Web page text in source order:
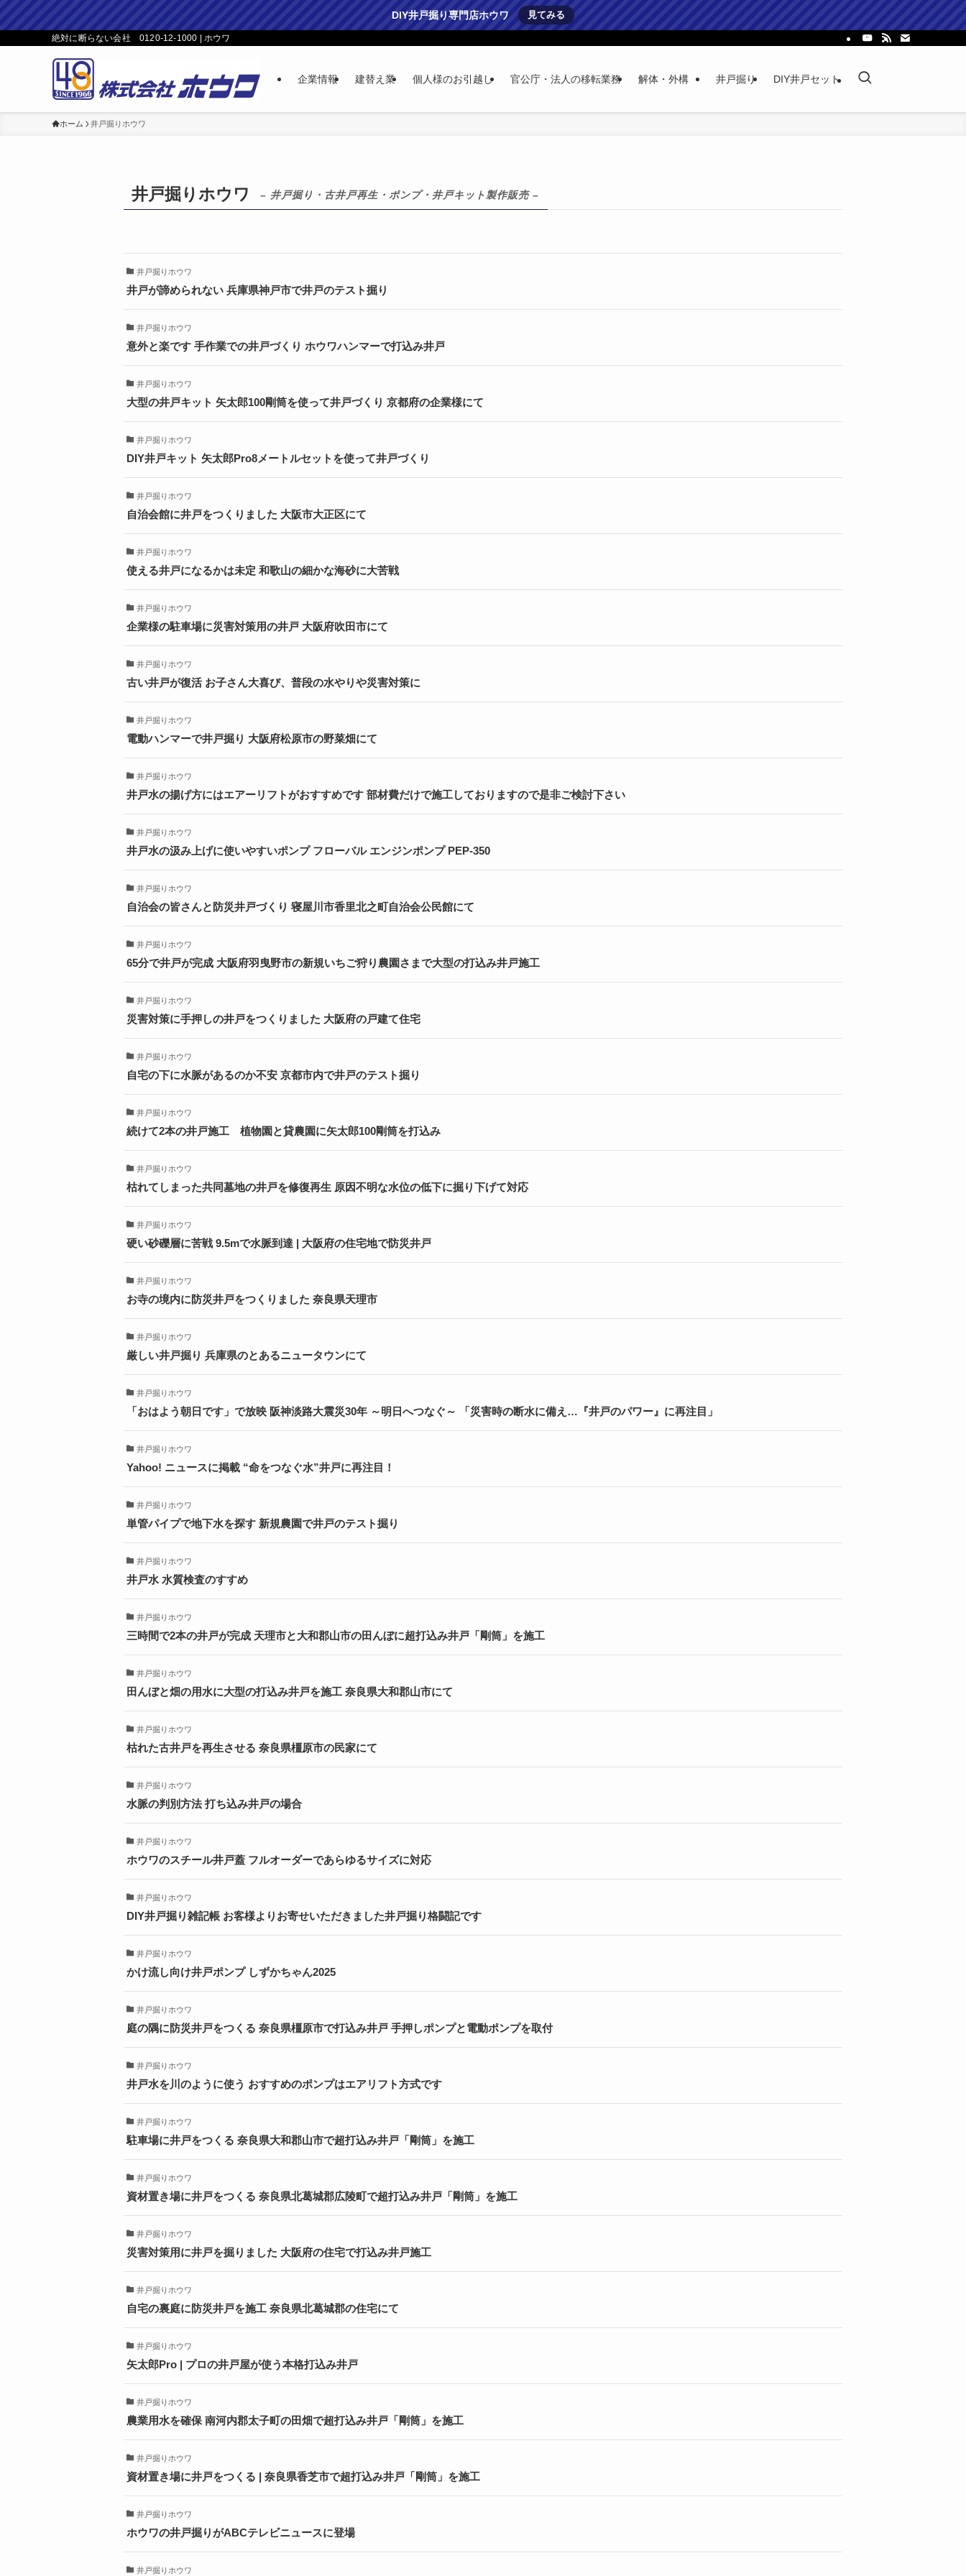
DIY井戸掘り専門店ホウワ 見てみる
絶対に断らない会社 0120-12-1000 | ホウワ
企業情報 建替え業 個人様のお引越し 官公庁・法人の移転業務 解体・外構 井戸掘り DIY井戸セット
ホーム 井戸掘りホウワ
井戸掘りホウワ – 井戸掘り・古井戸再生・ポンプ・井戸キット製作販売 –
井戸掘りホウワ
井戸が諦められない 兵庫県神戸市で井戸のテスト掘り
井戸掘りホウワ
意外と楽です 手作業での井戸づくり ホウワハンマーで打込み井戸
井戸掘りホウワ
大型の井戸キット 矢太郎100剛筒を使って井戸づくり 京都府の企業様にて
井戸掘りホウワ
DIY井戸キット 矢太郎Pro8メートルセットを使って井戸づくり
井戸掘りホウワ
自治会館に井戸をつくりました 大阪市大正区にて
井戸掘りホウワ
使える井戸になるかは未定 和歌山の細かな海砂に大苦戦
井戸掘りホウワ
企業様の駐車場に災害対策用の井戸 大阪府吹田市にて
井戸掘りホウワ
古い井戸が復活 お子さん大喜び、普段の水やりや災害対策に
井戸掘りホウワ
電動ハンマーで井戸掘り 大阪府松原市の野菜畑にて
井戸掘りホウワ
井戸水の揚げ方にはエアーリフトがおすすめです 部材費だけで施工しておりますので是非ご検討下さい
井戸掘りホウワ
井戸水の汲み上げに使いやすいポンプ フローバル エンジンポンプ PEP-350
井戸掘りホウワ
自治会の皆さんと防災井戸づくり 寝屋川市香里北之町自治会公民館にて
井戸掘りホウワ
65分で井戸が完成 大阪府羽曳野市の新規いちご狩り農園さまで大型の打込み井戸施工
井戸掘りホウワ
災害対策に手押しの井戸をつくりました 大阪府の戸建て住宅
井戸掘りホウワ
自宅の下に水脈があるのか不安 京都市内で井戸のテスト掘り
井戸掘りホウワ
続けて2本の井戸施工 植物園と貸農園に矢太郎100剛筒を打込み
井戸掘りホウワ
枯れてしまった共同墓地の井戸を修復再生 原因不明な水位の低下に掘り下げて対応
井戸掘りホウワ
硬い砂礫層に苦戦 9.5mで水脈到達 | 大阪府の住宅地で防災井戸
井戸掘りホウワ
お寺の境内に防災井戸をつくりました 奈良県天理市
井戸掘りホウワ
厳しい井戸掘り 兵庫県のとあるニュータウンにて
井戸掘りホウワ
「おはよう朝日です」で放映 阪神淡路大震災30年 ～明日へつなぐ～ 「災害時の断水に備え…『井戸のパワー』に再注目」
井戸掘りホウワ
Yahoo! ニュースに掲載 “命をつなぐ水”井戸に再注目！
井戸掘りホウワ
単管パイプで地下水を探す 新規農園で井戸のテスト掘り
井戸掘りホウワ
井戸水 水質検査のすすめ
井戸掘りホウワ
三時間で2本の井戸が完成 天理市と大和郡山市の田んぼに超打込み井戸「剛筒」を施工
井戸掘りホウワ
田んぼと畑の用水に大型の打込み井戸を施工 奈良県大和郡山市にて
井戸掘りホウワ
枯れた古井戸を再生させる 奈良県橿原市の民家にて
井戸掘りホウワ
水脈の判別方法 打ち込み井戸の場合
井戸掘りホウワ
ホウワのスチール井戸蓋 フルオーダーであらゆるサイズに対応
井戸掘りホウワ
DIY井戸掘り雑記帳 お客様よりお寄せいただきました井戸掘り格闘記です
井戸掘りホウワ
かけ流し向け井戸ポンプ しずかちゃん2025
井戸掘りホウワ
庭の隅に防災井戸をつくる 奈良県橿原市で打込み井戸 手押しポンプと電動ポンプを取付
井戸掘りホウワ
井戸水を川のように使う おすすめのポンプはエアリフト方式です
井戸掘りホウワ
駐車場に井戸をつくる 奈良県大和郡山市で超打込み井戸「剛筒」を施工
井戸掘りホウワ
資材置き場に井戸をつくる 奈良県北葛城郡広陵町で超打込み井戸「剛筒」を施工
井戸掘りホウワ
災害対策用に井戸を掘りました 大阪府の住宅で打込み井戸施工
井戸掘りホウワ
自宅の裏庭に防災井戸を施工 奈良県北葛城郡の住宅にて
井戸掘りホウワ
矢太郎Pro | プロの井戸屋が使う本格打込み井戸
井戸掘りホウワ
農業用水を確保 南河内郡太子町の田畑で超打込み井戸「剛筒」を施工
井戸掘りホウワ
資材置き場に井戸をつくる | 奈良県香芝市で超打込み井戸「剛筒」を施工
井戸掘りホウワ
ホウワの井戸掘りがABCテレビニュースに登場
井戸掘りホウワ